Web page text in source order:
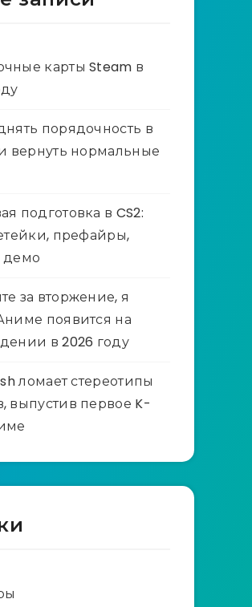
карты Steam в
порядочность в
вернуть нормальные
подготовка в CS2:
префайры,
демо
за вторжение, я
появится на
в 2026 году
ломает стереотипы
выпустив первое K-